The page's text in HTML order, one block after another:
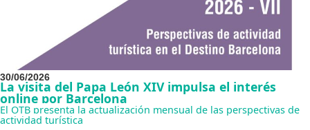
30/06/2026
La visita del Papa León XIV impulsa el interés
online por Barcelona
El OTB presenta la actualización mensual de las perspectivas de
actividad turística